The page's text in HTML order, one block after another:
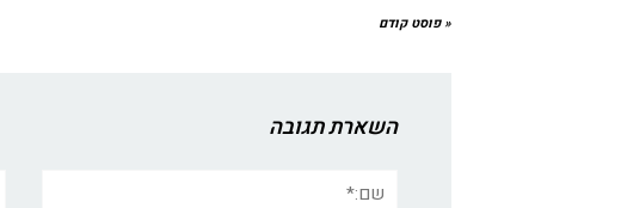
« פוסט קודם
השארת תגובה